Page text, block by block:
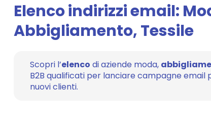
Elenco indirizzi email:
Abbigliamento, Tessile
Scopri l’elenco di aziende moda,
B2B qualificati per lanciare campagne email
nuovi clienti.